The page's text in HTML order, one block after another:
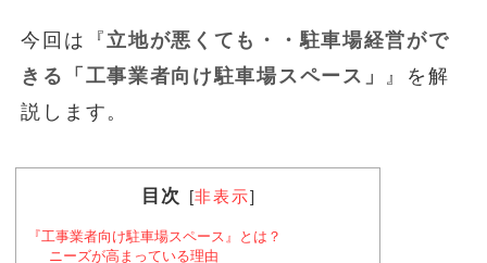
今回は『立地が悪くても・・駐車場経営がで
きる「工事業者向け駐車場スペース」 』を解
説します。
目次 [非表示]
『工事業者向け駐車場スペース』とは？
ニーズが高まっている理由